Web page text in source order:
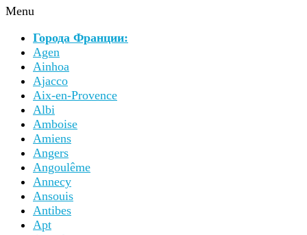
Menu
Города Франции:
Agen
Ainhoa
Ajacco
Aix-en-Provence
Albi
Amboise
Amiens
Angers
Angoulême
Annecy
Ansouis
Antibes
Apt